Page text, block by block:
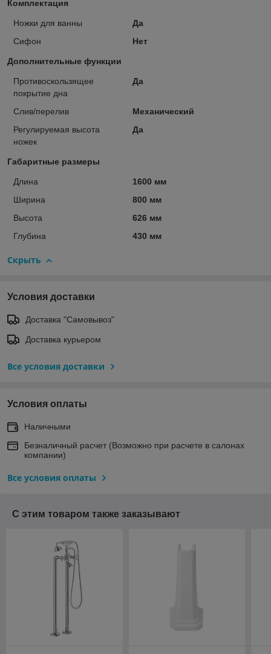
Комплектация
Ножки для ванны
Да
Сифон
Нет
Дополнительные функции
Противоскользящее
покрытие дна
Да
Слив/перелив
Механический
Регулируемая высота
ножек
Да
Габаритные размеры
Длина
1600 мм
Ширина
800 мм
Высота
626 мм
Глубина
430 мм
Скрыть
Условия доставки
Доставка "Самовывоз"
Доставка курьером
Все условия доставки
Условия оплаты
Наличными
Безналичный расчет (Возможно при расчете в салонах
компании)
Все условия оплаты
С этим товаром также заказывают